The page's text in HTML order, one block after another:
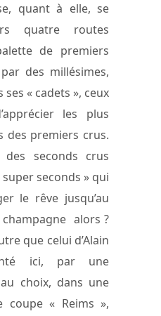
quant à elle, se
quatre routes
de premiers
des millésimes,
« cadets », ceux
les plus
des premiers crus.
seconds crus
seconds » qui
le rêve jusqu’au
alors ?
que celui d’Alain
ici, par une
choix, dans une
« Reims »,